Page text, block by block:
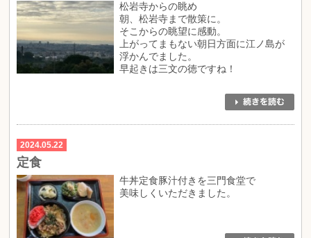
松岩寺からの眺め
朝、松岩寺まで散策に。
そこからの眺望に感動。
上がってまもない朝日方面に江ノ島が
浮かんでました。
早起きは三文の徳ですね！
2024.05.22
定食
牛丼定食豚汁付きを三門食堂で
美味しくいただきました。